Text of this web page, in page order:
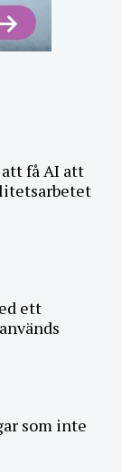
få AI att
ett
som inte